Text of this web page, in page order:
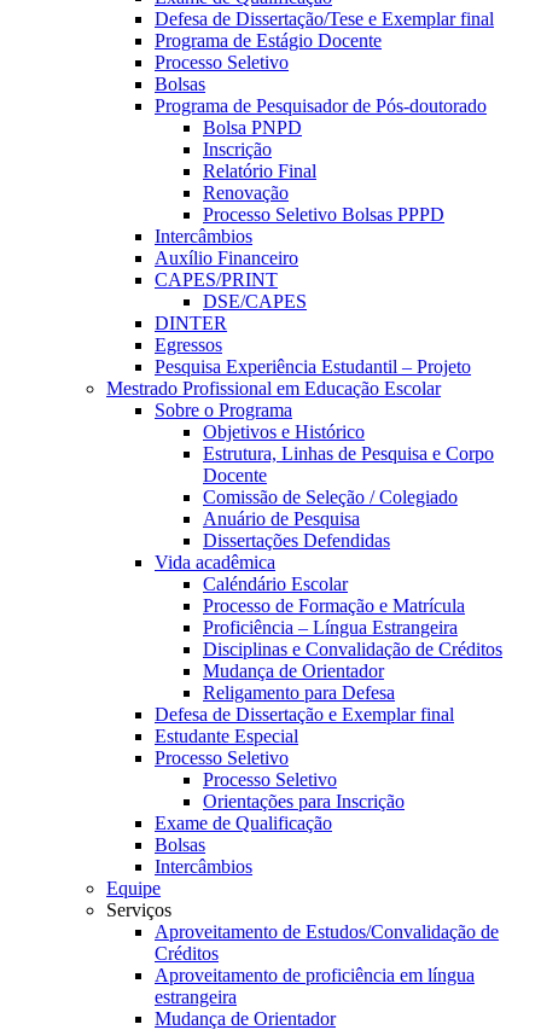
Defesa de Dissertação/Tese e Exemplar final
Programa de Estágio Docente
Processo Seletivo
Bolsas
Programa de Pesquisador de Pós-doutorado
Bolsa PNPD
Inscrição
Relatório Final
Renovação
Processo Seletivo Bolsas PPPD
Intercâmbios
Auxílio Financeiro
CAPES/PRINT
DSE/CAPES
DINTER
Egressos
Pesquisa Experiência Estudantil – Projeto
Mestrado Profissional em Educação Escolar
Sobre o Programa
Objetivos e Histórico
Estrutura, Linhas de Pesquisa e Corpo
Docente
Comissão de Seleção / Colegiado
Anuário de Pesquisa
Dissertações Defendidas
Vida acadêmica
Caléndário Escolar
Processo de Formação e Matrícula
Proficiência – Língua Estrangeira
Disciplinas e Convalidação de Créditos
Mudança de Orientador
Religamento para Defesa
Defesa de Dissertação e Exemplar final
Estudante Especial
Processo Seletivo
Processo Seletivo
Orientações para Inscrição
Exame de Qualificação
Bolsas
Intercâmbios
Equipe
Serviços
Aproveitamento de Estudos/Convalidação de
Créditos
Aproveitamento de proficiência em língua
estrangeira
Mudança de Orientador